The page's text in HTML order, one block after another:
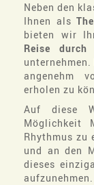
Neben den
Ihnen als
bieten wir
Reise durch
angenehm
erholen zu
Auf diese
Möglichkeit
Rhythmus zu
und an den
dieses
aufzunehmen.